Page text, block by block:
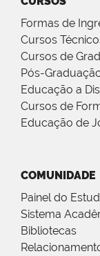
Formas de
Cursos
Cursos de
Pós-
Educação a
Cursos de
Educação de
COMUNIDADE
Painel do
Sistema
Bibliotecas